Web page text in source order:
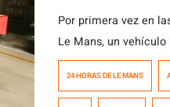
Por primera vez en
Le Mans, un
general. Se trata del
24 HORAS DE LE MANS